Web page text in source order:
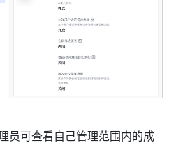
员可查看自己管理范围内的成